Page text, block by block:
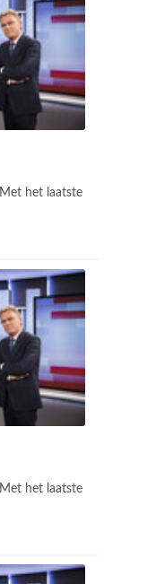
Met het laatste
Met het laatste